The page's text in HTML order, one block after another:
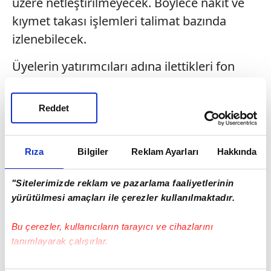
Rıza Bilgiler Reklam Ayarları Hakkında
"Sitelerimizde reklam ve pazarlama faaliyetlerinin
yürütülmesi amaçları ile çerezler kullanılmaktadır.
Bu çerezler, kullanıcıların tarayıcı ve cihazlarını
tanımlayarak çalışırlar.
Reddet
kıymet takası işlemleri talimat bazında
izlenebilecek.
Üyelerin yatırımcıları adına ilettikleri fon
yükümlülüğünü gösterirken, operatörü
olduğu fonlara gelen satış talimatları ise fon
bazında raporlanacak.